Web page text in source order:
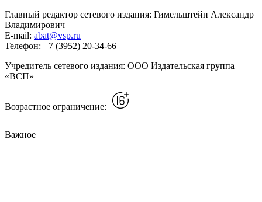
Главный редактор сетевого издания: Гимельштейн Александр
Владимирович
E-mail: abat@vsp.ru
Телефон: +7 (3952) 20-34-66
Учредитель сетевого издания: ООО Издательская группа
«ВСП»
Возрастное ограничение:
Важное